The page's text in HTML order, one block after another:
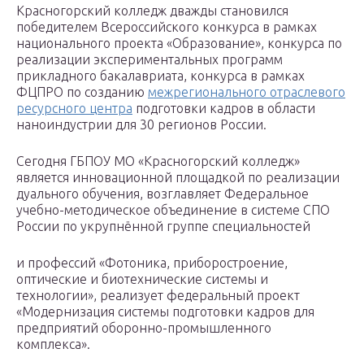
Красногорский колледж дважды становился
победителем Всероссийского конкурса в рамках
национального проекта «Образование», конкурса по
реализации экспериментальных программ
прикладного бакалавриата, конкурса в рамках
ФЦПРО по созданию межрегионального отраслевого
ресурсного центра подготовки кадров в области
наноиндустрии для 30 регионов России.
Сегодня ГБПОУ МО «Красногорский колледж»
является инновационной площадкой по реализации
дуального обучения, возглавляет Федеральное
учебно-методическое объединение в системе СПО
России по укрупнённой группе специальностей
и профессий «Фотоника, приборостроение,
оптические и биотехнические системы и
технологии», реализует федеральный проект
«Модернизация системы подготовки кадров для
предприятий оборонно-промышленного
комплекса».